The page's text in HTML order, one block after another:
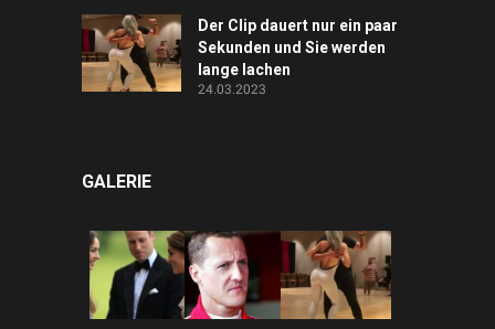
Der Clip dauert nur ein paar
Sekunden und Sie werden
lange lachen
24.03.2023
GALERIE